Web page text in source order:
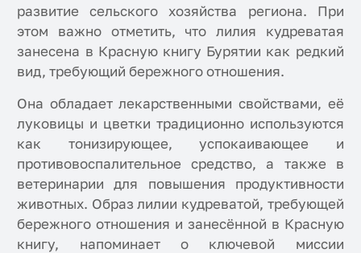
развитие сельского хозяйства региона. При
этом важно отметить, что лилия кудреватая
занесена в Красную книгу Бурятии как редкий
вид, требующий бережного отношения.
Она обладает лекарственными свойствами, её
луковицы и цветки традиционно используются
как тонизирующее, успокаивающее и
противовоспалительное средство, а также в
ветеринарии для повышения продуктивности
животных. Образ лилии кудреватой, требующей
бережного отношения и занесённой в Красную
книгу, напоминает о ключевой миссии